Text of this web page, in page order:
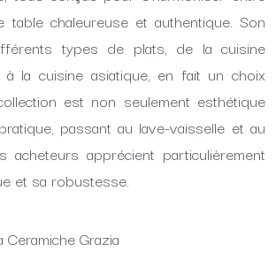
chaleureuse et authentique. Son
types de plats, de la cuisine
à la cuisine asiatique, en fait un choix
est non seulement esthétique
passant au lave-vaisselle et au
acheteurs apprécient particulièrement
et sa robustesse.